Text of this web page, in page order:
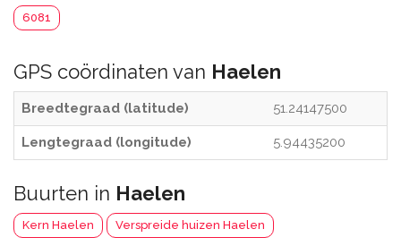
6081
GPS coördinaten van Haelen
Breedtegraad (latitude) 51.24147500
Lengtegraad (longitude) 5.94435200
Buurten in Haelen
Kern Haelen Verspreide huizen Haelen